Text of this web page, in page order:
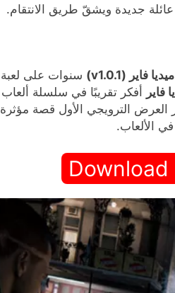
جديدة ويشقّ طريق الانتقام.
سنوات على لعبة
أفكر تقريبًا في سلسلة
الترويجي الأول قصة مؤثرة
الألعاب.
Download